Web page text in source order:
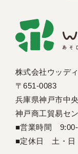
株式会社ウッデ
〒651-0083
兵庫県神戸市中
神戸商工貿易セ
■営業時間
■定休日 土・日